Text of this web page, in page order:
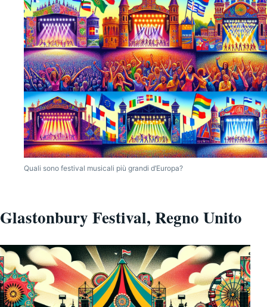
Quali sono festival musicali più grandi d’Europa?
Glastonbury Festival, Regno Unito